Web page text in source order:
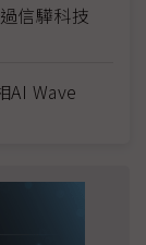
信驊科技
AI Wave